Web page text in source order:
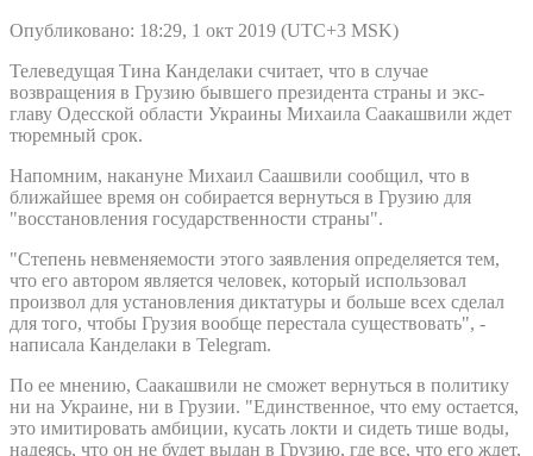
Опубликовано: 18:29, 1 окт 2019 (UTC+3 MSK)
Телеведущая Тина Канделаки считает, что в случае
возвращения в Грузию бывшего президента страны и экс-
главу Одесской области Украины Михаила Саакашвили ждет
тюремный срок.
Напомним, накануне Михаил Саашвили сообщил, что в
ближайшее время он собирается вернуться в Грузию для
"восстановления государственности страны".
"Степень невменяемости этого заявления определяется тем,
что его автором является человек, который использовал
произвол для установления диктатуры и больше всех сделал
для того, чтобы Грузия вообще перестала существовать", -
написала Канделаки в Telegram.
По ее мнению, Саакашвили не сможет вернуться в политику
ни на Украине, ни в Грузии. "Единственное, что ему остается,
это имитировать амбиции, кусать локти и сидеть тише воды,
надеясь, что он не будет выдан в Грузию, где все, что его ждет,